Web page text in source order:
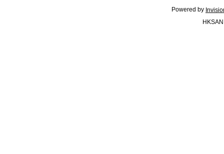
Powered by